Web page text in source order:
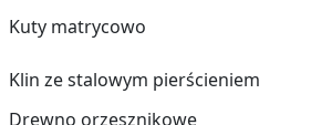
Kuty matrycowo
Klin ze stalowym pierścieniem
Drewno orzesznikowe